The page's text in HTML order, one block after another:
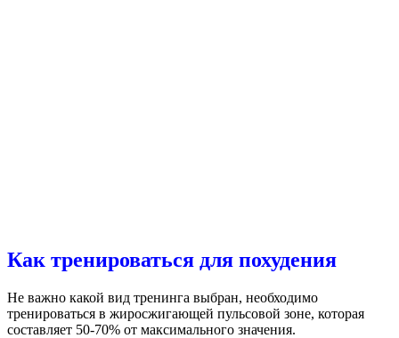
Как тренироваться для похудения
Не важно какой вид тренинга выбран, необходимо
тренироваться в жиросжигающей пульсовой зоне, которая
составляет 50-70% от максимального значения.